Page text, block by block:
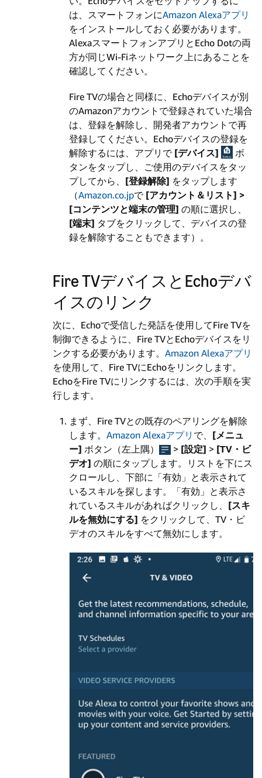
は、スマートフォンにAmazon Alexaアプリ
をインストールしておく必要があります。
AlexaスマートフォンアプリとEcho Dotの両
方が同じWi-Fiネットワーク上にあることを
確認してください。
Fire TVの場合と同様に、Echoデバイスが別
のAmazonアカウントで登録されていた場合
は、登録を解除し、開発者アカウントで再
登録してください。Echoデバイスの登録を
解除するには、アプリで [デバイス]
ボ
タンをタップし、ご使用のデバイスをタッ
プしてから、 [登録解除] をタップします
（Amazon.co.jpで [アカウント＆リスト] >
[コンテンツと端末の管理] の順に選択し、
[端末] タブをクリックして、デバイスの登
録を解除することもできます）。
Fire TVデバイスとEchoデバ
イスのリンク
次に、Echoで受信した発話を使用してFire TVを
制御できるように、Fire TVとEchoデバイスをリ
ンクする必要があります。 Amazon Alexaアプリ
を使用して、Fire TVにEchoをリンクします。
EchoをFire TVにリンクするには、次の手順を実
行します。
まず、Fire TVとの既存のペアリングを解除
します。 Amazon Alexaアプリ で、 [メニュ
ー] ボタン（左上隅） > [設定] > [TV・ビ
デオ] の順にタップします。リストを下にス
クロールし、下部に「有効」と表示されて
いるスキルを探します。「有効」と表示さ
れているスキルがあればクリックし、 [スキ
ルを無効にする] をクリックして、TV・ビ
デオのスキルをすべて無効にします。